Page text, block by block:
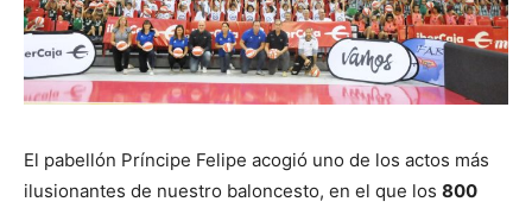
El pabellón Príncipe Felipe acogió uno de los actos más
ilusionantes de nuestro baloncesto, en el que los 800